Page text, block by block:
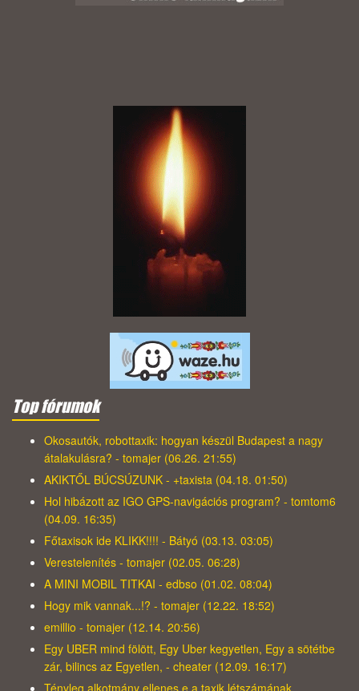
Top fórumok
Okosautók, robottaxik: hogyan készül Budapest a nagy
átalakulásra? - tomajer (06.26. 21:55)
AKIKTŐL BÚCSÚZUNK - +taxista (04.18. 01:50)
Hol hibázott az IGO GPS-navigációs program? - tomtom6
(04.09. 16:35)
Főtaxisok ide KLIKK!!!! - Bátyó (03.13. 03:05)
Verestelenítés - tomajer (02.05. 06:28)
A MINI MOBIL TITKAI - edbso (01.02. 08:04)
Hogy mik vannak...!? - tomajer (12.22. 18:52)
emillio - tomajer (12.14. 20:56)
Egy UBER mind fölött, Egy Uber kegyetlen, Egy a sötétbe
zár, bilincs az Egyetlen, - cheater (12.09. 16:17)